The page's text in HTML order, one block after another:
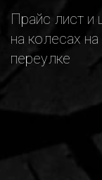
Прайс лист и
на колесах
переулке